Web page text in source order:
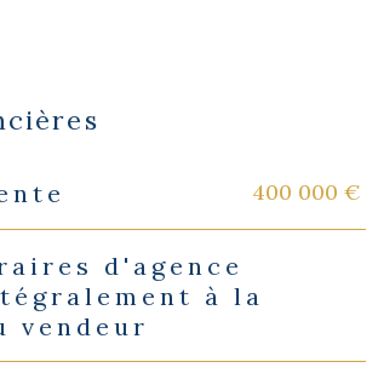
Valeurs 400 000 €
d'agence
à la
vendeur